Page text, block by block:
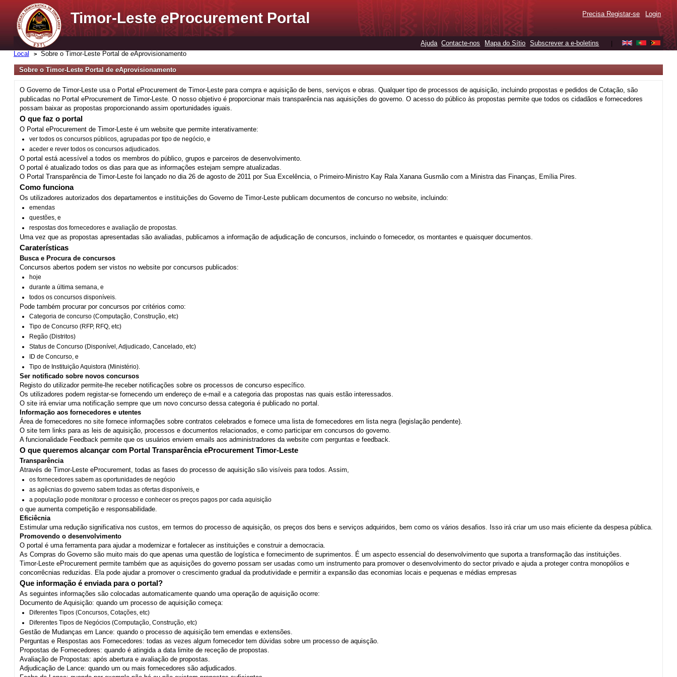
Timor-LesteeProcurement Portal Precisa Registar-se Login
Ajuda Contacte-nos Mapa do Sítio Subscrever a e-boletins
Local Sobre o Timor-Leste Portal de eAprovisionamento
Sobre o Timor-Leste Portal de eAprovisionamento
O Governo de Timor-Leste usa o Portal eProcurement de Timor-Leste para compra e aquisição de bens, serviços e obras. Qualquer tipo de processos de aquisição, incluindo propostas e pedidos de Cotação, são
publicadas no Portal eProcurement de Timor-Leste. O nosso objetivo é proporcionar mais transparência nas aquisições do governo. O acesso do público às propostas permite que todos os cidadãos e fornecedores
possam baixar as propostas proporcionando assim oportunidades iguais.
O que faz o portal
O Portal eProcurement de Timor-Leste é um website que permite interativamente:
ver todos os concursos públicos, agrupadas por tipo de negócio, e
aceder e rever todos os concursos adjudicados.
O portal está acessível a todos os membros do público, grupos e parceiros de desenvolvimento.
O portal é atualizado todos os dias para que as informações estejam sempre atualizadas.
O Portal Transparência de Timor-Leste foi lançado no dia 26 de agosto de 2011 por Sua Excelência, o Primeiro-Ministro Kay Rala Xanana Gusmão com a Ministra das Finanças, Emília Pires.
Como funciona
Os utilizadores autorizados dos departamentos e instituições do Governo de Timor-Leste publicam documentos de concurso no website, incluindo:
emendas
questões, e
respostas dos fornecedores e avaliação de propostas.
Uma vez que as propostas apresentadas são avaliadas, publicamos a informação de adjudicação de concursos, incluindo o fornecedor, os montantes e quaisquer documentos.
Caraterísticas
Busca e Procura de concursos
Concursos abertos podem ser vistos no website por concursos publicados:
hoje
durante a última semana, e
todos os concursos disponíveis.
Pode também procurar por concursos por critérios como:
Categoria de concurso (Computação, Construção, etc)
Tipo de Concurso (RFP, RFQ, etc)
Regão (Distritos)
Status de Concurso (Disponível, Adjudicado, Cancelado, etc)
ID de Concurso, e
Tipo de Instituição Aquistora (Ministério).
Ser notificado sobre novos concursos
Registo do utilizador permite-lhe receber notificações sobre os processos de concurso específico.
Os utilizadores podem registar-se fornecendo um endereço de e-mail e a categoria das propostas nas quais estão interessados.
O site irá enviar uma notificação sempre que um novo concurso dessa categoria é publicado no portal.
Informação aos fornecedores e utentes
Área de fornecedores no site fornece informações sobre contratos celebrados e fornece uma lista de fornecedores em lista negra (legislação pendente).
O site tem links para as leis de aquisição, processos e documentos relacionados, e como participar em concursos do governo.
A funcionalidade Feedback permite que os usuários enviem emails aos administradores da website com perguntas e feedback.
O que queremos alcançar com Portal Transparência eProcurement Timor-Leste
Transparência
Através de Timor-Leste eProcurement, todas as fases do processo de aquisição são visíveis para todos. Assim,
os fornecedores sabem as oportunidades de negócio
as agêcnias do governo sabem todas as ofertas disponíveis, e
a população pode monitorar o processo e conhecer os preços pagos por cada aquisição
o que aumenta competição e responsabilidade.
Eficiêcnia
Estimular uma redução significativa nos custos, em termos do processo de aquisição, os preços dos bens e serviços adquiridos, bem como os vários desafios. Isso irá criar um uso mais eficiente da despesa pública.
Promovendo o desenvolvimento
O portal é uma ferramenta para ajudar a modernizar e fortalecer as instituições e construir a democracia.
As Compras do Governo são muito mais do que apenas uma questão de logística e fornecimento de suprimentos. É um aspecto essencial do desenvolvimento que suporta a transformação das instituições.
Timor-Leste eProcurement permite também que as aquisições do governo possam ser usadas como um instrumento para promover o desenvolvimento do sector privado e ajuda a proteger contra monopólios e
concorrêcnias reduzidas. Ela pode ajudar a promover o crescimento gradual da produtividade e permitir a expansão das economias locais e pequenas e médias empresas
Que informação é enviada para o portal?
As seguintes informações são colocadas automaticamente quando uma operação de aquisição ocorre:
Documento de Aquisição: quando um processo de aquisição começa:
Diferentes Tipos (Concursos, Cotações, etc)
Diferentes Tipos de Negócios (Computação, Construção, etc)
Gestão de Mudanças em Lance: quando o processo de aquisição tem emendas e extensões.
Perguntas e Respostas aos Fornecedores: todas as vezes algum fornecedor tem dúvidas sobre um processo de aquisção.
Propostas de Fornecedores: quando é atingida a data limite de receção de propostas.
Avaliação de Propostas: após abertura e avaliação de propostas.
Adjudicação de Lance: quando um ou mais fornecedores são adjudicados.